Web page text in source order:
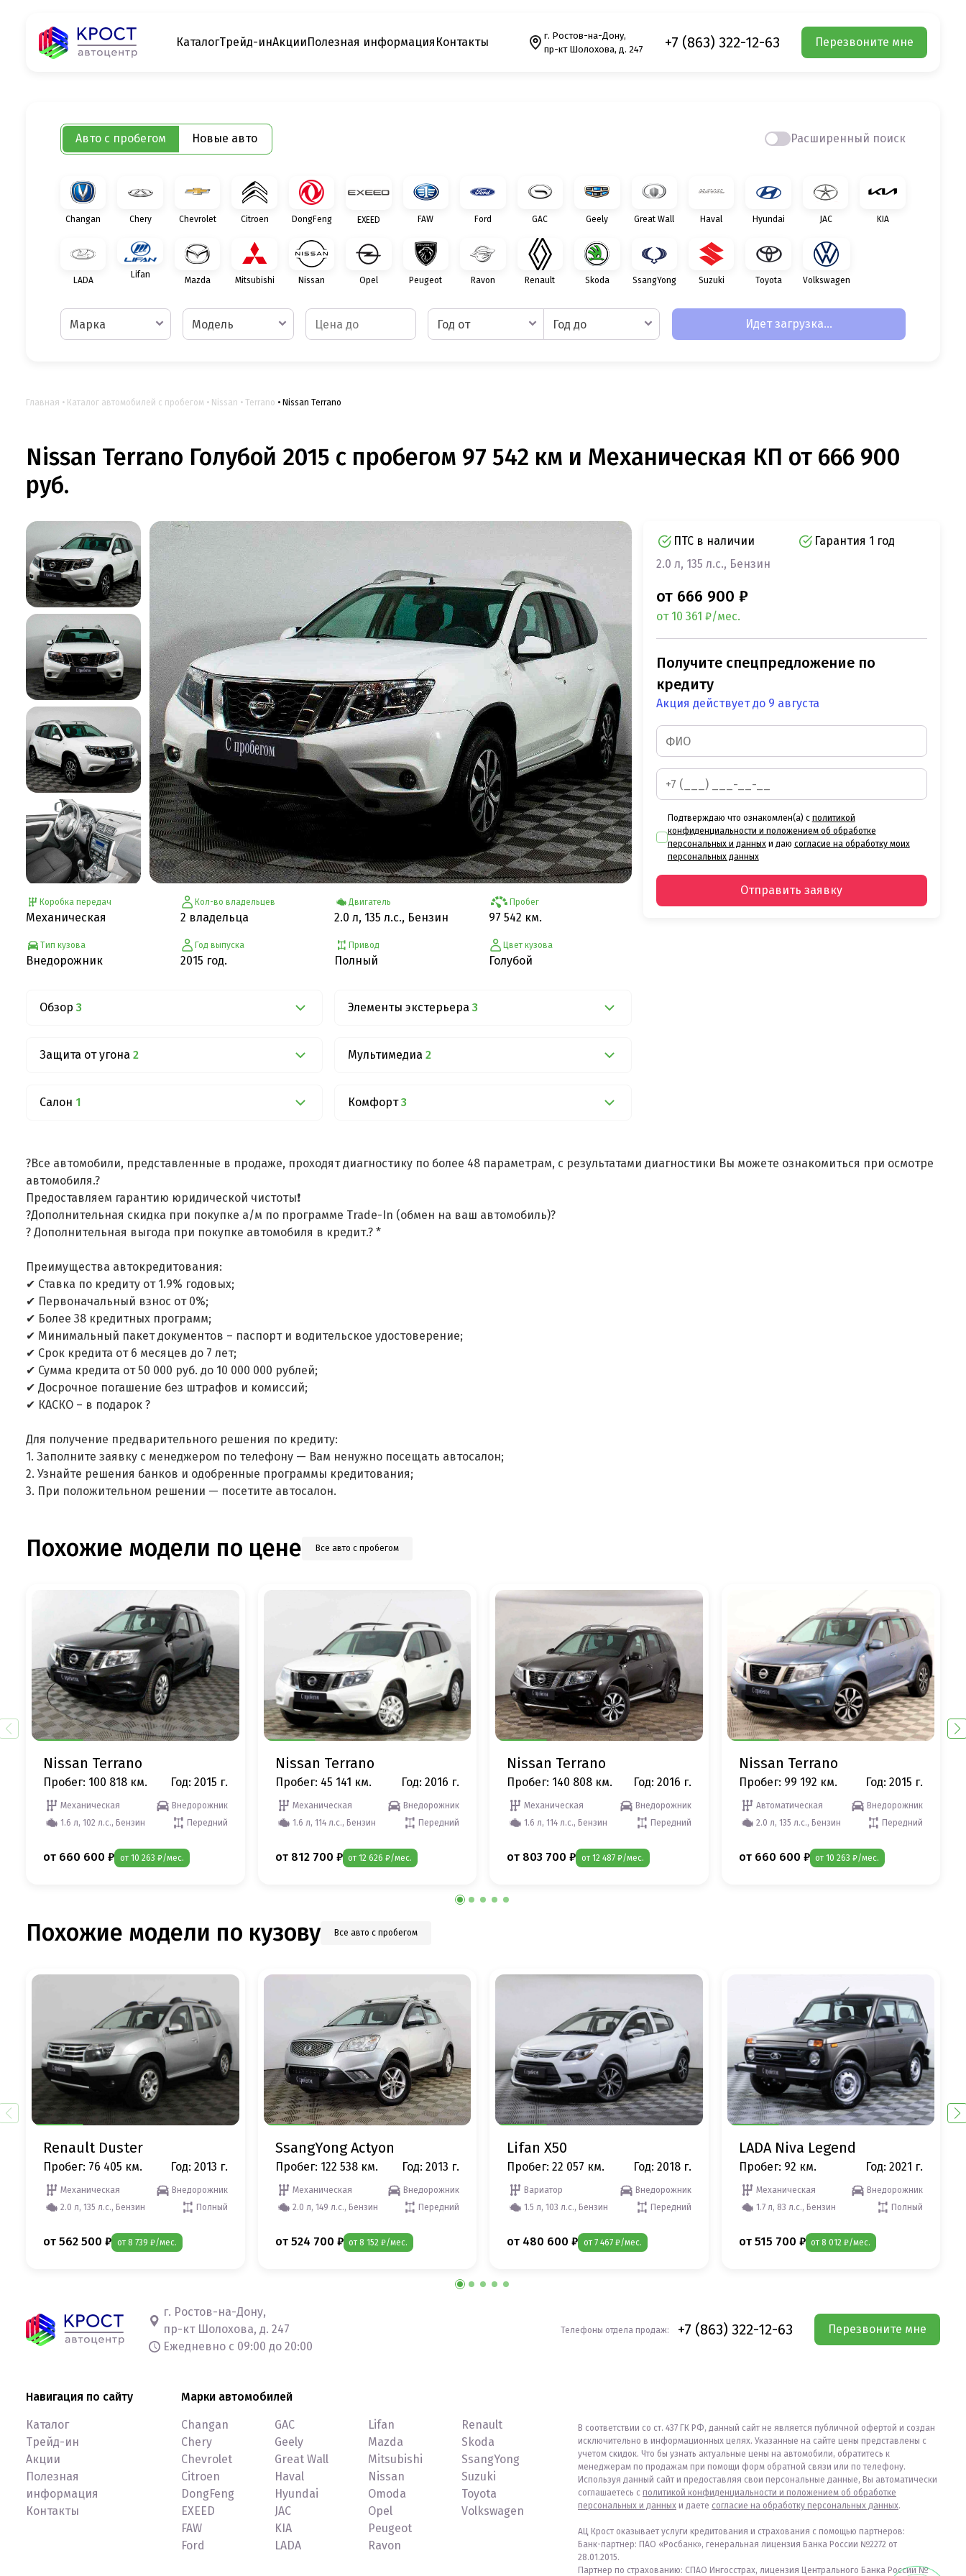
КаталогТрейд-инАкцииПолезная информация Контакты
г. Ростов-на-Дону,
пр-кт Шолохова, д. 247
+7 (863) 322-12-63 Перезвоните мне
Авто с пробегом Новые авто Расширенный поиск
Changan Chery Chevrolet Citroen DongFeng EXEED FAW Ford GAC Geely Great Wall Haval Hyundai JAC KIA
LADA
Lifan
Mazda Mitsubishi Nissan Opel Peugeot Ravon Renault Skoda SsangYong Suzuki Toyota Volkswagen
Марка Модель Год от Год до Идет загрузка...
Главная Каталог автомобилей с пробегом Nissan Terrano Nissan Terrano
Nissan Terrano Голубой 2015 с пробегом 97 542 км и Механическая КП от 666 900
руб.
Коробка передач
Механическая
Тип кузова
Внедорожник
Кол-во владельцев
2 владельца
Год выпуска
2015 год.
Двигатель
2.0 л, 135 л.с., Бензин
Привод
Полный
Пробег
97 542 км.
Цвет кузова
Голубой
Обзор 3 Элементы экстерьера 3
Защита от угона 2 Мультимедиа 2
Салон 1 Комфорт 3
ПТС в наличии
Гарантия 1 год
2.0 л, 135 л.с., Бензин
от 666 900 ₽
от 10 361 ₽/мес.
Получите спецпредложение по
кредиту
Акция действует до 9 августа
Подтверждаю что ознакомлен(а) с политикой
конфиденциальности и положением об обработке
персональных и данныхи даю согласие на обработку моих
персональных данных
Отправить заявку
?Все автомобили, представленные в продаже, проходят диагностику по более 48 параметрам, с результатами диагностики Вы можете ознакомиться при осмотре
автомобиля.?
Предоставляем гарантию юридической чистоты❗
?Дополнительная скидка при покупке а/м по программе Trade-In (обмен на ваш автомобиль)?
? Дополнительная выгода при покупке автомобиля в кредит.? *
Преимущества автокредитования:
✔ Ставка по кредиту от 1.9% годовых;
✔ Первоначальный взнос от 0%;
✔ Более 38 кредитных программ;
✔ Минимальный пакет документов – паспорт и водительское удостоверение;
✔ Срок кредита от 6 месяцев до 7 лет;
✔ Сумма кредита от 50 000 руб. до 10 000 000 рублей;
✔ Досрочное погашение без штрафов и комиссий;
✔ КАСКО – в подарок ?
Для получение предварительного решения по кредиту:
1. Заполните заявку с менеджером по телефону — Вам ненужно посещать автосалон;
2. Узнайте решения банков и одобренные программы кредитования;
3. При положительном решении — посетите автосалон.
Похожие модели по цене Все авто с пробегом
Nissan Terrano
Пробег: 100 818 км. Год: 2015 г.
Механическая
Внедорожник
1.6 л, 102 л.с., Бензин
Передний
от 660 600 ₽ от 10 263 ₽/мес.
Nissan Terrano
Пробег: 45 141 км. Год: 2016 г.
Механическая
Внедорожник
1.6 л, 114 л.с., Бензин
Передний
от 812 700 ₽ от 12 626 ₽/мес.
Nissan Terrano
Пробег: 140 808 км. Год: 2016 г.
Механическая
Внедорожник
1.6 л, 114 л.с., Бензин
Передний
от 803 700 ₽ от 12 487 ₽/мес.
Nissan Terrano
Пробег: 99 192 км. Год: 2015 г.
Автоматическая
Внедорожник
2.0 л, 135 л.с., Бензин
Передний
от 660 600 ₽ от 10 263 ₽/мес.
Похожие модели по кузову Все авто с пробегом
Renault Duster
Пробег: 76 405 км. Год: 2013 г.
Механическая
Внедорожник
2.0 л, 135 л.с., Бензин
Полный
от 562 500 ₽ от 8 739 ₽/мес.
SsangYong Actyon
Пробег: 122 538 км. Год: 2013 г.
Механическая
Внедорожник
2.0 л, 149 л.с., Бензин
Передний
от 524 700 ₽ от 8 152 ₽/мес.
Lifan X50
Пробег: 22 057 км. Год: 2018 г.
Вариатор
Внедорожник
1.5 л, 103 л.с., Бензин
Передний
от 480 600 ₽ от 7 467 ₽/мес.
LADA Niva Legend
Пробег: 92 км. Год: 2021 г.
Механическая
Внедорожник
1.7 л, 83 л.с., Бензин
Полный
от 515 700 ₽ от 8 012 ₽/мес.
г. Ростов-на-Дону,
пр-кт Шолохова, д. 247
Ежедневно с 09:00 до 20:00
Телефоны отдела продаж: +7 (863) 322-12-63 Перезвоните мне
Навигация по сайту
Каталог
Трейд-ин
Акции
Полезная
информация
Контакты
Марки автомобилей
Changan
Chery
Chevrolet
Citroen
DongFeng
EXEED
FAW
Ford
GAC
Geely
Great Wall
Haval
Hyundai
JAC
KIA
LADA
Lifan
Mazda
Mitsubishi
Nissan
Omoda
Opel
Peugeot
Ravon
Renault
Skoda
SsangYong
Suzuki
Toyota
Volkswagen
В соответствии со ст. 437 ГК РФ, данный сайт не является публичной офертой и создан
исключительно в информационных целях. Указанные на сайте цены представлены с
учетом скидок. Что бы узнать актуальные цены на автомобили, обратитесь к
менеджерам по продажам при помощи форм обратной связи или по телефону.
Используя данный сайт и предоставляя свои персональные данные, Вы автоматически
соглашаетесь с политикой конфиденциальности и положением об обработке
персональных и данных и даете согласие на обработку персональных данных.
АЦ Крост оказывает услуги кредитования и страхования с помощью партнеров:
Банк-партнер: ПАО «Росбанк», генеральная лицензия Банка России №2272 от
28.01.2015.
Партнер по страхованию: СПАО Ингосстрах, лицензия Центрального Банка России №